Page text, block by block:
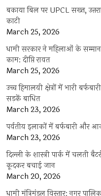
बकाया बिल पर UPCL सख्त,
काटी
March 25, 2026
धामी सरकार ने महिलाओं के
काम: दीप्ति रावत
March 25, 2026
उच्च हिमालयी क्षेत्रों में भारी
सड़कें बाधित
March 23, 2026
पर्वतीय इलाकों में बर्फबारी और
March 23, 2026
दिल्ली के शास्त्री पार्क में चलती
कूदकर बचाई जान
March 20, 2026